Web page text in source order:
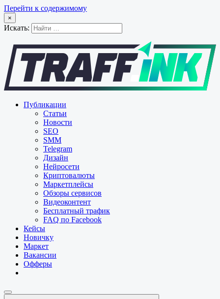
Перейти к содержимому
×
Искать:
Публикации
Статьи
Новости
SEO
SMM
Telegram
Дизайн
Нейросети
Криптовалюты
Маркетплейсы
Обзоры сервисов
Видеоконтент
Бесплатный трафик
FAQ по Facebook
Кейсы
Новичку
Маркет
Вакансии
Офферы